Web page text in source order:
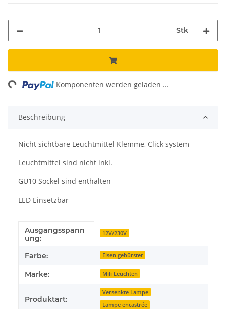
Stk
Komponenten werden geladen ...
Beschreibung
Nicht sichtbare Leuchtmittel Klemme, Click system
Leuchtmittel sind nicht inkl.
GU10 Sockel sind enthalten
LED Einsetzbar
Produkteigenschaft
Wert
Ausgangsspann
ung:
12V/230V
Farbe: Eisen gebürstet
Marke: Mili Leuchten
Produktart:
Versenkte Lampe
Lampe encastrée